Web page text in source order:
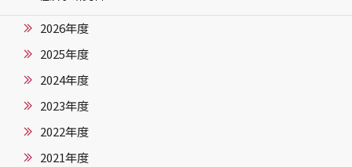
2026年度
2025年度
2024年度
2023年度
2022年度
2021年度